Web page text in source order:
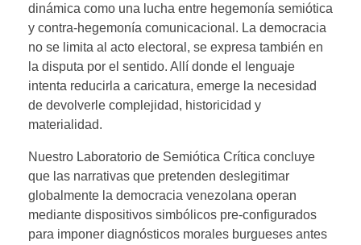
dinámica como una lucha entre hegemonía semiótica
y contra-hegemonía comunicacional. La democracia
no se limita al acto electoral, se expresa también en
la disputa por el sentido. Allí donde el lenguaje
intenta reducirla a caricatura, emerge la necesidad
de devolverle complejidad, historicidad y
materialidad.
Nuestro Laboratorio de Semiótica Crítica concluye
que las narrativas que pretenden deslegitimar
globalmente la democracia venezolana operan
mediante dispositivos simbólicos pre-configurados
para imponer diagnósticos morales burgueses antes